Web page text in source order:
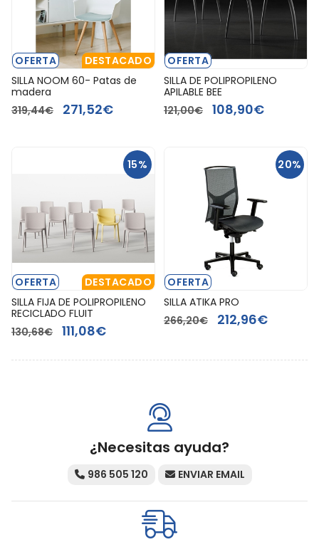
OFERTA
DESTACADO
SILLA NOOM 60- Patas de
madera
319,44€
271,52€
OFERTA
SILLA DE POLIPROPILENO
APILABLE BEE
121,00€
108,90€
15%
OFERTA
DESTACADO
SILLA FIJA DE POLIPROPILENO
RECICLADO FLUIT
130,68€
111,08€
20%
OFERTA
SILLA ATIKA PRO
266,20€
212,96€
¿Necesitas ayuda?
986 505 120 ENVIAR EMAIL